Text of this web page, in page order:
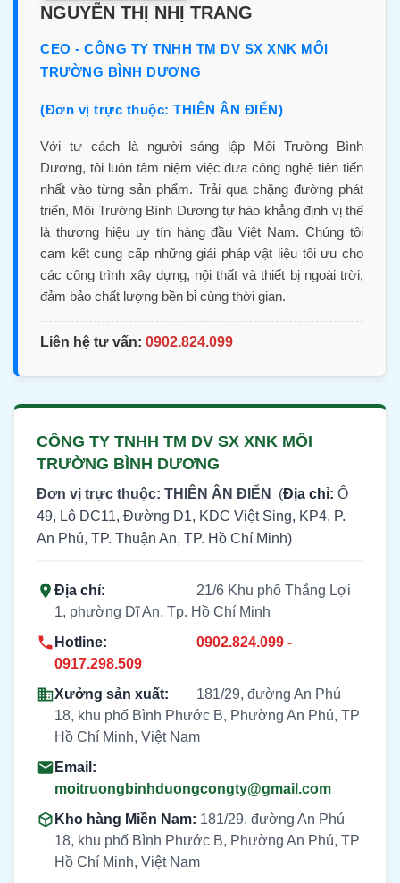
NGUYỄN THỊ NHỊ TRANG
CEO - CÔNG TY TNHH TM DV SX XNK MÔI
TRƯỜNG BÌNH DƯƠNG
(Đơn vị trực thuộc: THIÊN ÂN ĐIỂN)
Với tư cách là người sáng lập Môi Trường Bình
Dương, tôi luôn tâm niệm việc đưa công nghệ tiên tiến
nhất vào từng sản phẩm. Trải qua chặng đường phát
triển, Môi Trường Bình Dương tự hào khẳng định vị thế
là thương hiệu uy tín hàng đầu Việt Nam. Chúng tôi
cam kết cung cấp những giải pháp vật liệu tối ưu cho
các công trình xây dựng, nội thất và thiết bị ngoài trời,
đảm bảo chất lượng bền bỉ cùng thời gian.
Liên hệ tư vấn: 0902.824.099
CÔNG TY TNHH TM DV SX XNK MÔI
TRƯỜNG BÌNH DƯƠNG
Đơn vị trực thuộc: THIÊN ÂN ĐIỂN (Địa chỉ: Ô
49, Lô DC11, Đường D1, KDC Việt Sing, KP4, P.
An Phú, TP. Thuận An, TP. Hồ Chí Minh)
Địa chỉ:
21/6 Khu phố Thắng Lợi
1, phường Dĩ An, Tp. Hồ Chí Minh
Hotline:
0902.824.099 -
0917.298.509
Xưởng sản xuất:
181/29, đường An Phú
18, khu phố Bình Phước B, Phường An Phú, TP
Hồ Chí Minh, Việt Nam
Email:
moitruongbinhduongcongty@gmail.com
Kho hàng Miền Nam: 181/29, đường An Phú
18, khu phố Bình Phước B, Phường An Phú, TP
Hồ Chí Minh, Việt Nam